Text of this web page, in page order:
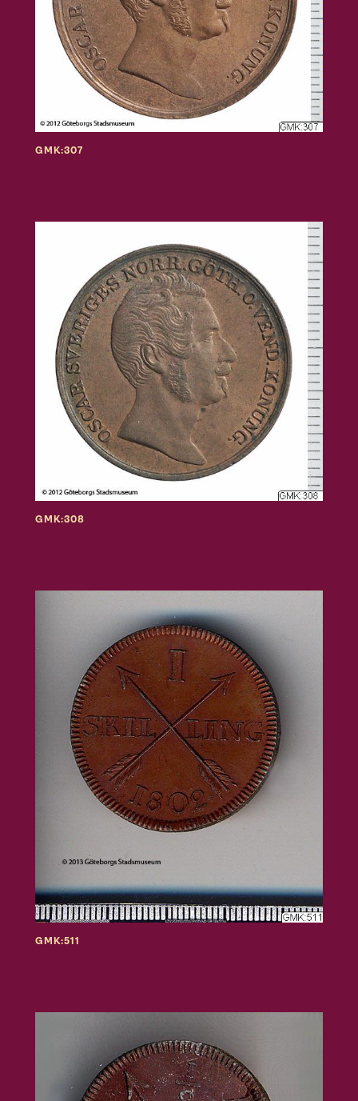
GMK:307
GMK:308
GMK:511